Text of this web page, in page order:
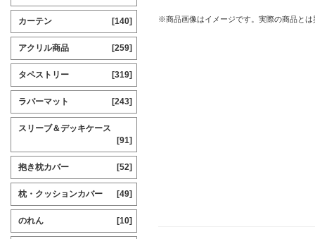
※商品画像はイメージです。実際の商品と
カーテン [140]
アクリル商品 [259]
タペストリー [319]
ラバーマット [243]
スリーブ＆デッキケース
[91]
抱き枕カバー [52]
枕・クッションカバー [49]
のれん [10]